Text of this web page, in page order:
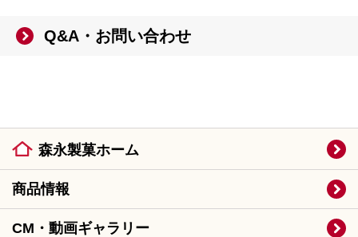
Q&A・お問い合わせ
森永製菓ホーム
商品情報
CM・動画ギャラリー